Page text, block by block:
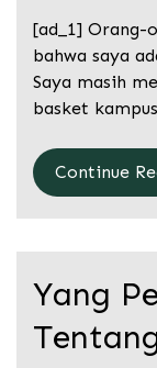
[ad_1] Orang-
bahwa saya
Saya masih
basket
Continue
Yang